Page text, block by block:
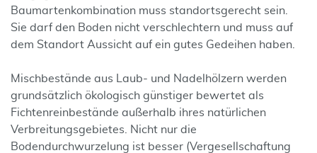
Baumartenkombination muss standortsgerecht sein.
Sie darf den Boden nicht verschlechtern und muss auf
dem Standort Aussicht auf ein gutes Gedeihen haben.
Mischbestände aus Laub- und Nadelhölzern werden
grundsätzlich ökologisch günstiger bewertet als
Fichtenreinbestände außerhalb ihres natürlichen
Verbreitungsgebietes. Nicht nur die
Bodendurchwurzelung ist besser (Vergesellschaftung